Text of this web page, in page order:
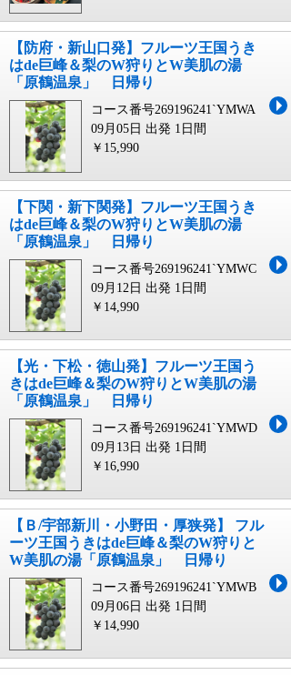
【防府・新山口発】フルーツ王国うき
はde巨峰＆梨のW狩りとW美肌の湯
「原鶴温泉」 日帰り
コース番号269196241`YMWA
09月05日 出発 1日間
￥15,990
【下関・新下関発】フルーツ王国うき
はde巨峰＆梨のW狩りとW美肌の湯
「原鶴温泉」 日帰り
コース番号269196241`YMWC
09月12日 出発 1日間
￥14,990
【光・下松・徳山発】フルーツ王国う
きはde巨峰＆梨のW狩りとW美肌の湯
「原鶴温泉」 日帰り
コース番号269196241`YMWD
09月13日 出発 1日間
￥16,990
【Ｂ/宇部新川・小野田・厚狭発】 フル
ーツ王国うきはde巨峰＆梨のW狩りと
W美肌の湯「原鶴温泉」 日帰り
コース番号269196241`YMWB
09月06日 出発 1日間
￥14,990